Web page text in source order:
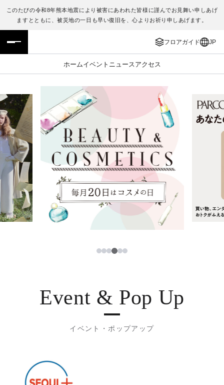
このたびの令和8年熊本地震により被害にあわれた皆様に謹んでお見舞い申しあげ
ますとともに、被災地の一日も早い復旧を、心よりお祈り申しあげます。
フロアガイド JP
ホームイベント ニュース アクセス
フロアガイド
施設案内・アクセス
ニュース
レストラン・カフェ
TAX FREE
PARCOメンバーズ
JP
ENGLISH
繁体字
한국어
ภาษาไทย
日本語
12345
Event & Pop Up
イベント・ポップアップ